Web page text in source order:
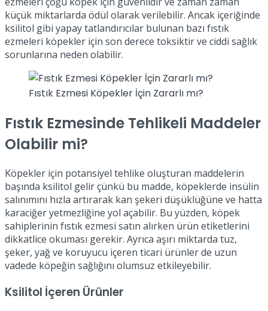
küçük miktarlarda ödül olarak verilebilir. Ancak içeriğinde
ksilitol gibi yapay tatlandırıcılar bulunan bazı fıstık
ezmeleri köpekler için son derece toksiktir ve ciddi sağlık
sorunlarına neden olabilir.
Fıstık Ezmesi Köpekler İçin Zararlı mı?
Fıstık Ezmesinde Tehlikeli Maddeler
Olabilir mi?
Köpekler için potansiyel tehlike oluşturan maddelerin
başında ksilitol gelir çünkü bu madde, köpeklerde insülin
salınımını hızla artırarak kan şekeri düşüklüğüne ve hatta
karaciğer yetmezliğine yol açabilir. Bu yüzden, köpek
sahiplerinin fıstık ezmesi satın alırken ürün etiketlerini
dikkatlice okuması gerekir. Ayrıca aşırı miktarda tuz,
şeker, yağ ve koruyucu içeren ticari ürünler de uzun
vadede köpeğin sağlığını olumsuz etkileyebilir.
Ksilitol İçeren Ürünler